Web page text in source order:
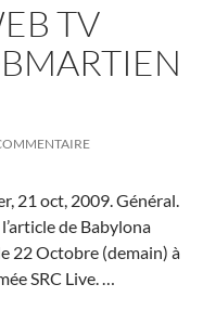
TV
21 oct, 2009. Général.
de Babylona
22 Octobre (demain) à
SRC Live. …